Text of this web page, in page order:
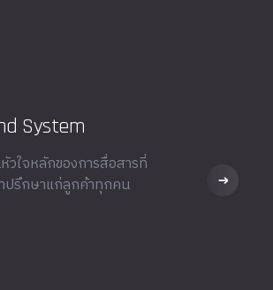
System
วใจหลักของการสื่อสารที่
ปรึกษาแก่ลูกค้าทุกคน